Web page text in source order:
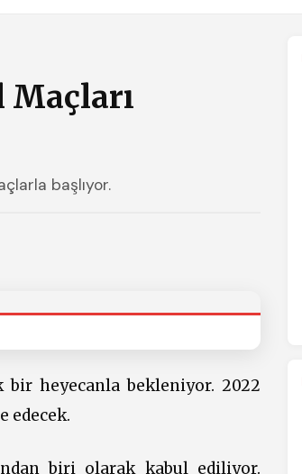
Maçları
başlıyor.
bir heyecanla bekleniyor. 2022
edecek.
biri olarak kabul ediliyor.